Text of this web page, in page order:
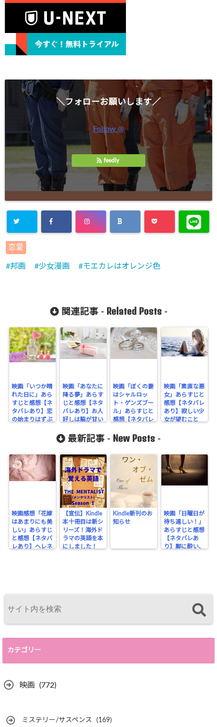
＼フォローお願いします／
Follow @
feedly
恋愛
邦画 少女漫画 モエカレはオレンジ色
関連記事 - Related Posts-
映画「いつか晴
れた日に」あら
すじと感想【ネ
タバレあり】恋
の始まりはずぶ
映画「あなたに
降る夢」あらす
じと感想【ネタ
バレあり】お人
好しは脇が甘い
映画「ぼくの妻
はシャルロッ
ト・ゲンズブー
ル」あらすじと
感想【ネタバレ
映画「素直な悪
女」あらすじと
感想【ネタバレ
あり】寂しい少
女が望むこと
最新記事 - New Posts -
映画感想「花嫁
はあまりにも美
しい」あらすじ
と感想【ネタバ
レあり】ヘレネ
【宣伝】Kindle
本十冊目は新シ
リーズ！海外ド
ラマの英語を本
にしました！
Kindle新刊のお
知らせ
映画「日曜日が
待ち遠しい！」
あらすじと感想
【ネタバレあ
り】脚に酔い、
カテゴリー
映画 (772)
ミステリー/サスペンス (169)